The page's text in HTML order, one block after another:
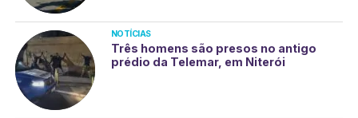
NOTÍCIAS
Três homens são presos no antigo
prédio da Telemar, em Niterói